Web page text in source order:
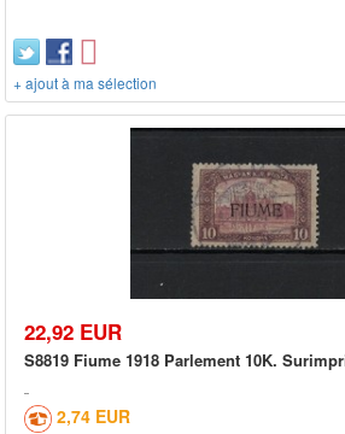
+ ajout à ma sélection
22,92 EUR
S8819 Fiume 1918 Parlement 10K.
2,74 EUR